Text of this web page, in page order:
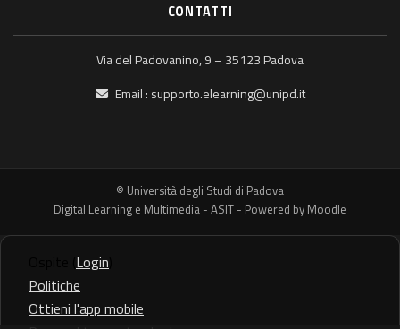
CONTATTI
Via del Padovanino, 9 – 35123 Padova
Email : supporto.elearning@unipd.it
© Università degli Studi di Padova
Digital Learning e Multimedia - ASIT - Powered by Moodle
Login
Politiche
Ottieni l'app mobile